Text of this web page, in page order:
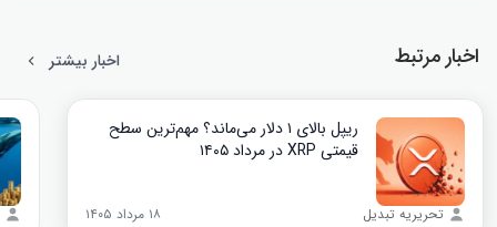
اخبار مرتبط اخبار بیشتر
ریپل بالای ۱ دلار می‌ماند؟ مهم‌ترین سطح
قیمتی XRP در مرداد ۱۴۰۵
تحریریه تبدیل ۱۸ مرداد ۱۴۰۵